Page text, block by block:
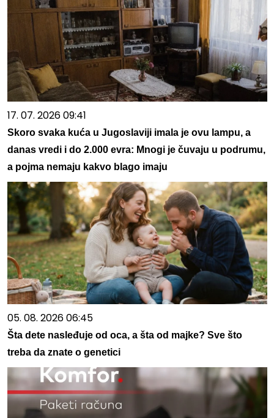
17. 07. 2026 09:41
Skoro svaka kuća u Jugoslaviji imala je ovu lampu, a
danas vredi i do 2.000 evra: Mnogi je čuvaju u podrumu,
a pojma nemaju kakvo blago imaju
05. 08. 2026 06:45
Šta dete nasleđuje od oca, a šta od majke? Sve što
treba da znate o genetici